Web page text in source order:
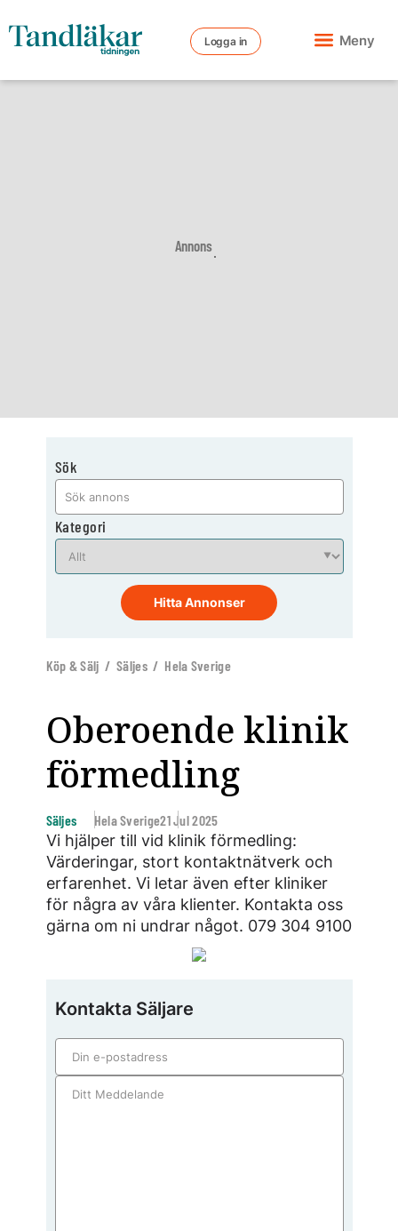
Logga in Meny
Annons
Sök
Kategori
Hitta Annonser
Köp & Sälj / Säljes / Hela Sverige
Oberoende klinik
förmedling
Säljes Hela Sverige21 Jul 2025
Vi hjälper till vid klinik förmedling:
Värderingar, stort kontaktnätverk och
erfarenhet. Vi letar även efter kliniker
för några av våra klienter. Kontakta oss
gärna om ni undrar något. 079 304 9100
Kontakta Säljare